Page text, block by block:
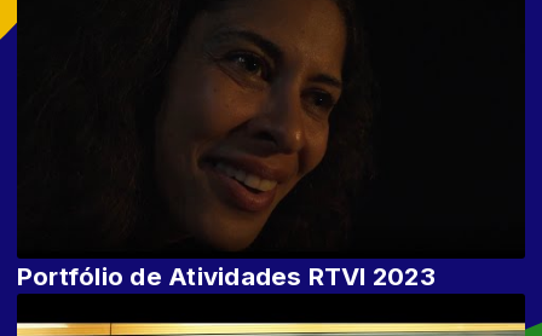
Portfólio de Atividades RTVI 2023